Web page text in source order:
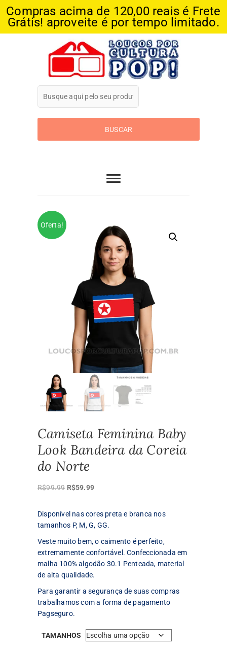
Compras acima de 120,00 reais é Frete
Grátis! aproveite é por tempo limitado.
Loucos Por
Cultura Pop
Oferta!
Camiseta Feminina Baby
Look Bandeira da Coreia
do Norte
R$99.99 O
original
R$59.99O
Disponível nas cores preta e branca nos
tamanhos P, M, G, GG.
Veste muito bem, o caimento é perfeito,
extremamente confortável. Confeccionada em
malha 100% algodão 30.1 Penteada, material
de alta qualidade.
Para garantir a segurança de suas compras
trabalhamos com a forma de pagamento
Pagseguro.
TAMANHOS